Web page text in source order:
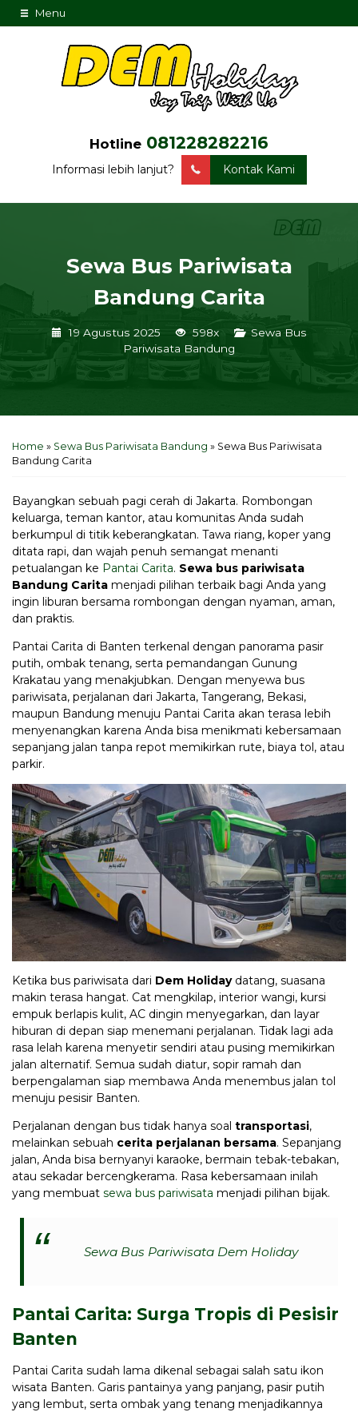
Menu
Hotline 081228282216
Informasi lebih lanjut? Kontak Kami
Sewa Bus Pariwisata
Bandung Carita
19 Agustus 2025 598x
Sewa Bus
Pariwisata Bandung
Home » Sewa Bus Pariwisata Bandung » Sewa Bus Pariwisata
Bandung Carita
Bayangkan sebuah pagi cerah di Jakarta. Rombongan
keluarga, teman kantor, atau komunitas Anda sudah
berkumpul di titik keberangkatan. Tawa riang, koper yang
ditata rapi, dan wajah penuh semangat menanti
petualangan ke Pantai Carita. Sewa bus pariwisata
Bandung Carita menjadi pilihan terbaik bagi Anda yang
ingin liburan bersama rombongan dengan nyaman, aman,
dan praktis.
Pantai Carita di Banten terkenal dengan panorama pasir
putih, ombak tenang, serta pemandangan Gunung
Krakatau yang menakjubkan. Dengan menyewa bus
pariwisata, perjalanan dari Jakarta, Tangerang, Bekasi,
maupun Bandung menuju Pantai Carita akan terasa lebih
menyenangkan karena Anda bisa menikmati kebersamaan
sepanjang jalan tanpa repot memikirkan rute, biaya tol, atau
parkir.
Ketika bus pariwisata dari Dem Holidaydatang, suasana
makin terasa hangat. Cat mengkilap, interior wangi, kursi
empuk berlapis kulit, AC dingin menyegarkan, dan layar
hiburan di depan siap menemani perjalanan. Tidak lagi ada
rasa lelah karena menyetir sendiri atau pusing memikirkan
jalan alternatif. Semua sudah diatur, sopir ramah dan
berpengalaman siap membawa Anda menembus jalan tol
menuju pesisir Banten.
Perjalanan dengan bus tidak hanya soal transportasi,
melainkan sebuah cerita perjalanan bersama. Sepanjang
jalan, Anda bisa bernyanyi karaoke, bermain tebak-tebakan,
atau sekadar bercengkerama. Rasa kebersamaan inilah
yang membuat sewa bus pariwisata menjadi pilihan bijak.
Sewa Bus Pariwisata Dem Holiday
Pantai Carita: Surga Tropis di Pesisir
Banten
Pantai Carita sudah lama dikenal sebagai salah satu ikon
wisata Banten. Garis pantainya yang panjang, pasir putih
yang lembut, serta ombak yang tenang menjadikannya